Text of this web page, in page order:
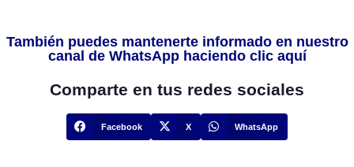
También puedes mantenerte informado en nuestro
canal de WhatsApp haciendo clic aquí
Comparte en tus redes sociales
Facebook X WhatsApp